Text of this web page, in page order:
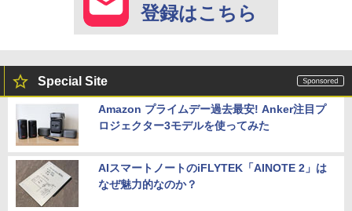
登録はこちら
Special Site
Amazon プライムデー過去最安! Anker注目プ
ロジェクター3モデルを使ってみた
AIスマートノートのiFLYTEK「AINOTE 2」は
なぜ魅力的なのか？